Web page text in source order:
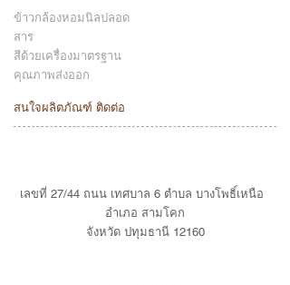
ข้าวกล้องหอมนิลปลอด
สาร
สีด้วยเครื่องมาตรฐาน
คุณภาพส่งออก
สนใจผลิตภัณฑ์ ติดต่อ
เลขที่ 27/44 ถนน เทศบาล 6 ตำบล บางโพธิ์เหนือ
อำเภอ สามโคก
จังหวัด ปทุมธานี 12160